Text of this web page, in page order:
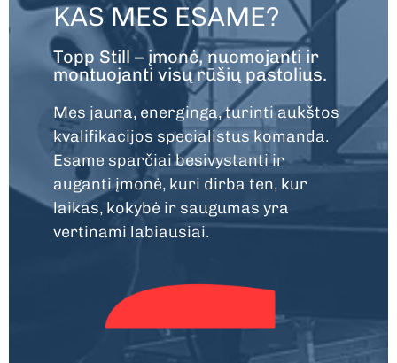
KAS MES ESAME?
Topp Still – įmonė, nuomojanti ir
montuojanti visų rūšių pastolius.
Mes jauna, energinga, turinti aukštos
kvalifikacijos specialistus komanda.
Esame sparčiai besivystanti ir
auganti įmonė, kuri dirba ten, kur
laikas, kokybė ir saugumas yra
vertinami labiausiai.